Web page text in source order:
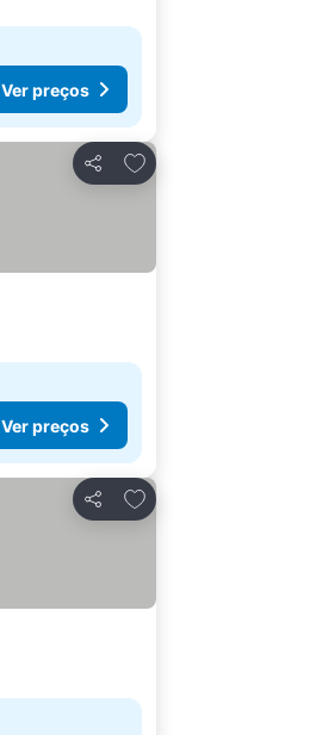
Ver preços
Partilhar
Adicionar aos favoritos
Ver preços
Partilhar
Adicionar aos favoritos